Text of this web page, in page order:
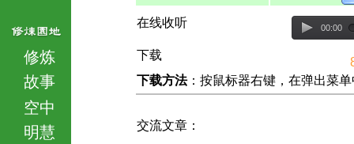
修炼
故事
空中
明慧
在线收听 00:00
下载
下载方法：按鼠标器右键，在弹出菜
交流文章：